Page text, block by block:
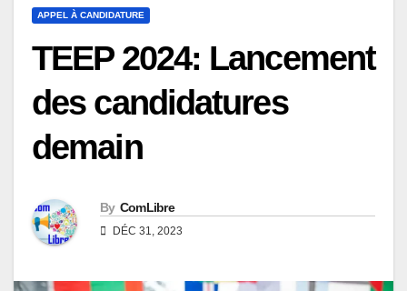
APPEL À CANDIDATURE
TEEP 2024: Lancement
des candidatures
demain
By ComLibre
DÉC 31, 2023